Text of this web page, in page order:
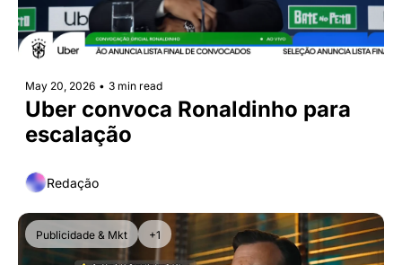
May 20, 2026 • 3 min read
Uber convoca Ronaldinho para
escalação
Redação
Publicidade & Mkt +1